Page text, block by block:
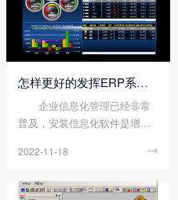
怎样更好的发挥ERP系统优势?
企业信息化管理已经非常
普及，安装信息化软件是增强
段，那么，企业该如何展开信
很多企业首先会想到ERP，作
2022-11-18 